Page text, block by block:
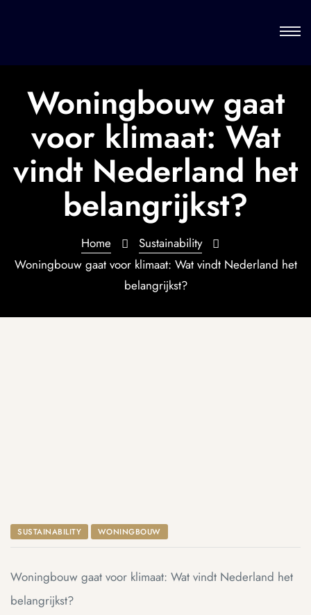
Woningbouw gaat
voor klimaat: Wat
vindt Nederland het
belangrijkst?
Home
Sustainability
Woningbouw gaat voor klimaat: Wat vindt Nederland het
belangrijkst?
SUSTAINABILITY WONINGBOUW
Woningbouw gaat voor klimaat: Wat vindt Nederland het
belangrijkst?